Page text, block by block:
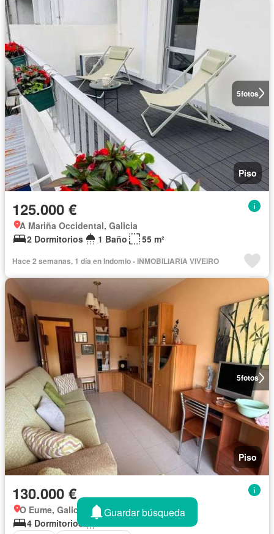
5fotos
Piso
125.000 €
A Mariña Occidental, Galicia
2 Dormitorios
1 Baño 55 m²
Hace 2 semanas, 1 día en Indomio - INMOBILIARIA VIVEIRO
5fotos
Piso
130.000 €
O Eume, Galicia
4 Dormitorios
2 Baños
Guardar búsqueda